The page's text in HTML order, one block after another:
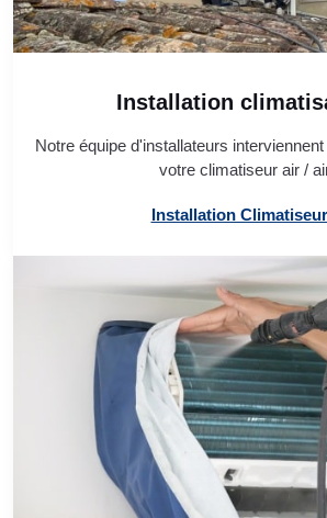
Installation
Notre équipe d'installateurs
votre climatiseur air /
Installation